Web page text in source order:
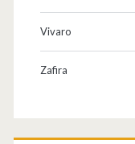
Vivaro
Zafira